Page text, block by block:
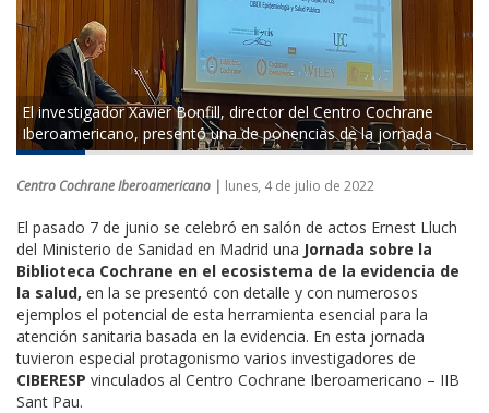
El investigador Xavier Bonfill, director del Centro Cochrane
Iberoamericano, presentó una de ponencias de la jornada
Centro Cochrane Iberoamericano | lunes, 4 de julio de 2022
El pasado 7 de junio se celebró en salón de actos Ernest Lluch
del Ministerio de Sanidad en Madrid una Jornada sobre la
Biblioteca Cochrane en el ecosistema de la evidencia de
la salud, en la se presentó con detalle y con numerosos
ejemplos el potencial de esta herramienta esencial para la
atención sanitaria basada en la evidencia. En esta jornada
tuvieron especial protagonismo varios investigadores de
CIBERESP vinculados al Centro Cochrane Iberoamericano – IIB
Sant Pau.